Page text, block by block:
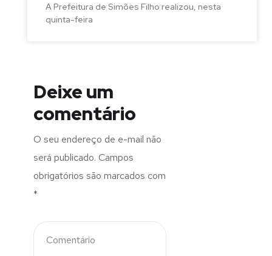
A Prefeitura de Simões Filho realizou, nesta
quinta-feira
Deixe um
comentário
O seu endereço de e-mail não
será publicado. Campos
obrigatórios são marcados com
*